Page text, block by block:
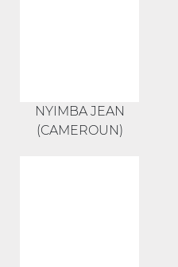
NYIMBA JEAN
(CAMEROUN)